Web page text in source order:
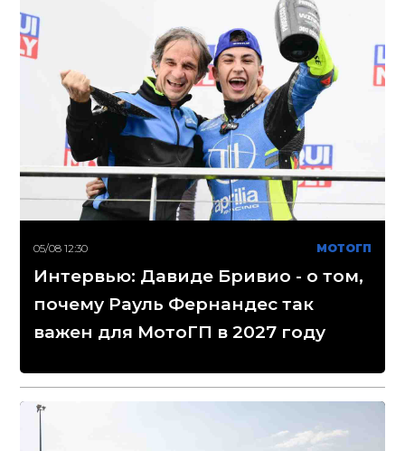
05/08 12:30 МОТОГП
Интервью: Давиде Бривио - о том,
почему Рауль Фернандес так
важен для МотоГП в 2027 году